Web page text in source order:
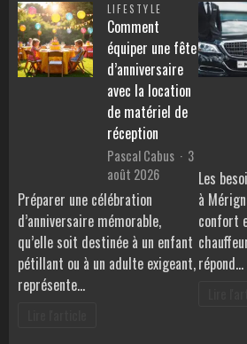
LIFESTYLE
Comment
équiper une fête
d’anniversaire
avec la location
de matériel de
réception
Pascal Cabus
3
août 2026
Préparer une célébration
d’anniversaire mémorable,
qu’elle soit destinée à un enfant
pétillant ou à un adulte exigeant,
représente…
Les
à
confort
répond…